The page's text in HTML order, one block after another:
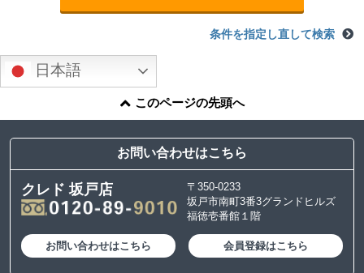
条件を指定し直して検索
日本語
このページの先頭へ
お問い合わせはこちら
クレド 坂戸店
〒350-0233
坂戸市南町3番3グランドヒルズ
福徳壱番館１階
お問い合わせはこちら 会員登録はこちら